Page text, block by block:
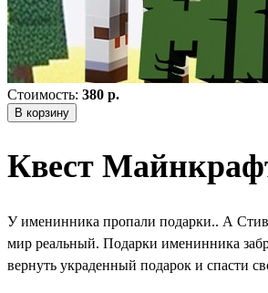
Стоимость: 380 р.
В корзину
Квест
У именинника пропали подарки.. А
мир реальный. Подарки именинника
вернуть украденный подарок и спасти